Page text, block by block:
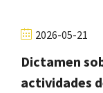
2026-05-21
Dictamen
actividades